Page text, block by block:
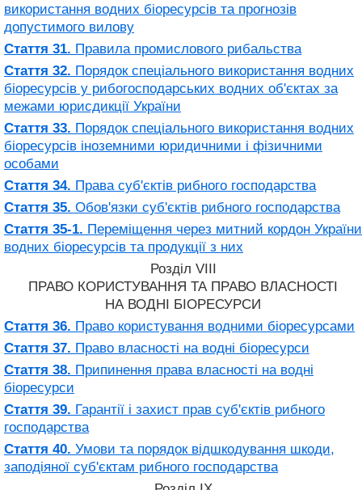
використання водних біоресурсів та прогнозів
допустимого вилову
Стаття 31. Правила промислового рибальства
Стаття 32. Порядок спеціального використання водних
біоресурсів у рибогосподарських водних об'єктах за
межами юрисдикції України
Стаття 33. Порядок спеціального використання водних
біоресурсів іноземними юридичними і фізичними
особами
Стаття 34. Права суб'єктів рибного господарства
Стаття 35. Обов'язки суб'єктів рибного господарства
Стаття 35-1. Переміщення через митний кордон України
водних біоресурсів та продукції з них
Розділ VIII
ПРАВО КОРИСТУВАННЯ ТА ПРАВО ВЛАСНОСТІ
НА ВОДНІ БІОРЕСУРСИ
Стаття 36. Право користування водними біоресурсами
Стаття 37. Право власності на водні біоресурси
Стаття 38. Припинення права власності на водні
біоресурси
Стаття 39. Гарантії і захист прав суб'єктів рибного
господарства
Стаття 40. Умови та порядок відшкодування шкоди,
заподіяної суб'єктам рибного господарства